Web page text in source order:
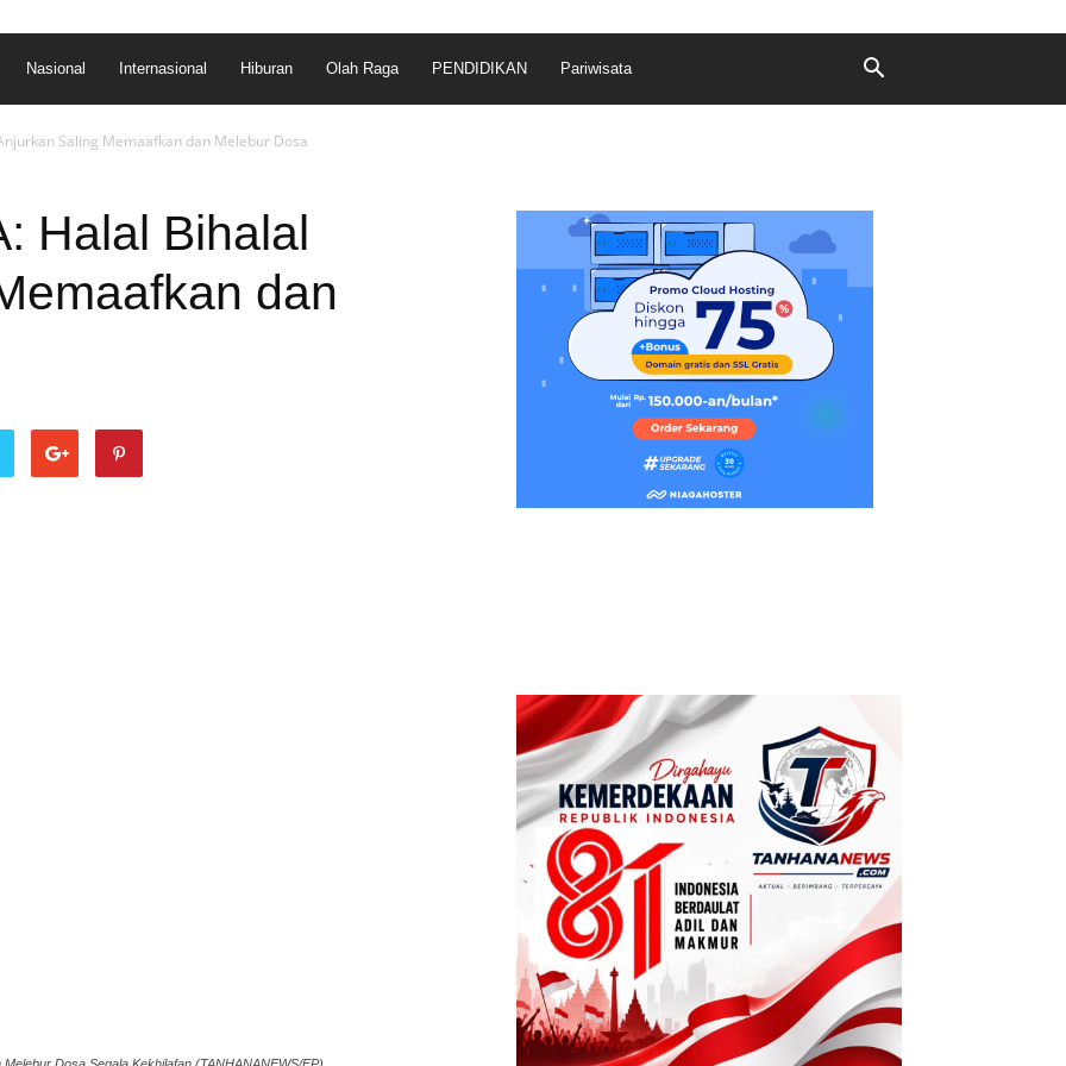
Nasional Internasional Hiburan Olah Raga PENDIDIKAN Pariwisata
Saling Memaafkan dan Melebur Dosa
Halal Bihalal
dan